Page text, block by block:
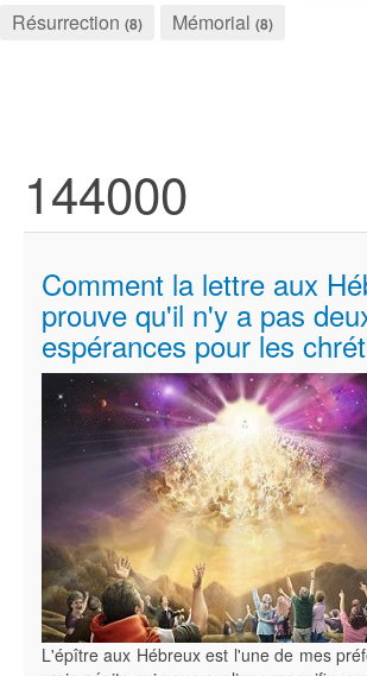
Résurrection (8) Mémorial (8)
144000
Comment la lettre aux
prouve qu'il n'y a pas
espérances pour les
L'épître aux Hébreux est l'une de mes